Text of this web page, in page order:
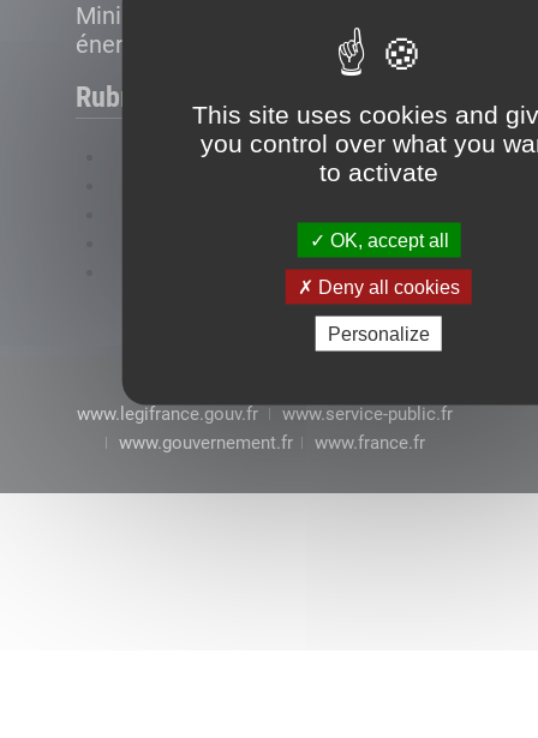
This site uses cookies and
you control over what you
to activate
OK, accept all
Deny all cookies
Personalize
Ministère de la Transition
énergétique
Rubriques
www.legifrance.gouv.fr
www.service-public.fr
www.gouvernement.fr
www.france.fr